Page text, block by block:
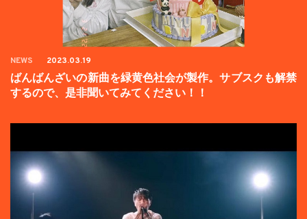
NEWS 2023.03.19
ばんばんざいの新曲を緑黄色社会が製作。サブスクも解禁
するので、是非聞いてみてください！！